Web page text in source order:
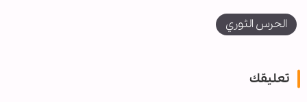
الحرس الثوري
تعليقك